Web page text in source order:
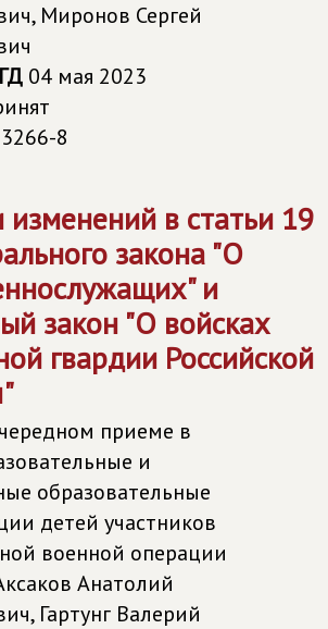
Миронов Сергей
04 мая 2023
8
в статьи 19
закона "О
и
закон "О войсках
гвардии Российской
приеме в
и
образовательные
детей участников
военной операции
Анатолий
Гартунг Валерий